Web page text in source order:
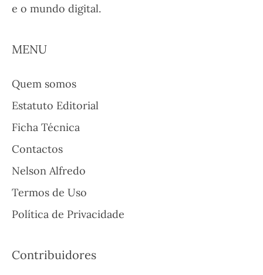
e o mundo digital.
MENU
Quem somos
Estatuto Editorial
Ficha Técnica
Contactos
Nelson Alfredo
Termos de Uso
Política de Privacidade
Contribuidores